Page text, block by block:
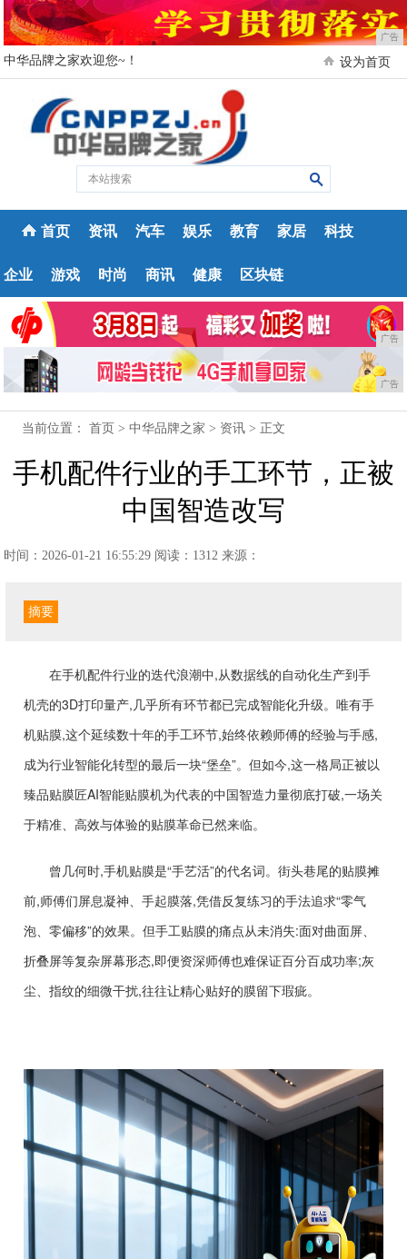
广告
中华品牌之家欢迎您~！ 设为首页
首页 资讯 汽车 娱乐 教育 家居 科技
企业 游戏 时尚 商讯 健康 区块链
广告
广告
当前位置：首页 >中华品牌之家 > 资讯 > 正文
手机配件行业的手工环节，正被
中国智造改写
时间：2026-01-21 16:55:29 阅读：1312 来源：
摘要
在手机配件行业的迭代浪潮中,从数据线的自动化生产到手
机壳的3D打印量产,几乎所有环节都已完成智能化升级。唯有手
机贴膜,这个延续数十年的手工环节,始终依赖师傅的经验与手感,
成为行业智能化转型的最后一块“堡垒”。但如今,这一格局正被以
臻品贴膜匠AI智能贴膜机为代表的中国智造力量彻底打破,一场关
于精准、高效与体验的贴膜革命已然来临。
曾几何时,手机贴膜是“手艺活”的代名词。街头巷尾的贴膜摊
前,师傅们屏息凝神、手起膜落,凭借反复练习的手法追求“零气
泡、零偏移”的效果。但手工贴膜的痛点从未消失:面对曲面屏、
折叠屏等复杂屏幕形态,即便资深师傅也难保证百分百成功率;灰
尘、指纹的细微干扰,往往让精心贴好的膜留下瑕疵。